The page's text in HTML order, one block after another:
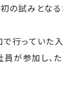
試みとなる
行っていた
が参加し、